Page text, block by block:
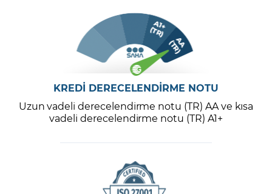
KREDİ DERECELENDİRME NOTU
Uzun vadeli derecelendirme notu (TR) AA ve kısa
vadeli derecelendirme notu (TR) A1+